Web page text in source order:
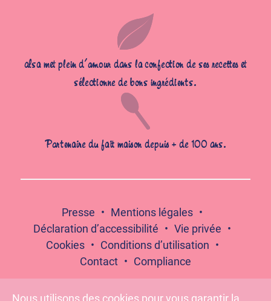
alsa met plein d’amour dans la confection de ses recettes et
sélectionne de bons ingrédients.
Partenaire du fait maison depuis + de 100 ans.
Presse
Mentions légales
Déclaration d’accessibilité
Vie privée
Cookies
Conditions d’utilisation
Contact
Compliance
Nous utilisons des cookies pour vous garantir la